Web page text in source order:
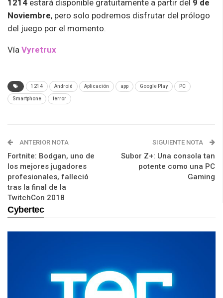
1214 estará disponible gratuitamente a partir del 9 de
Noviembre, pero solo podremos disfrutar del prólogo
del juego por el momento.
Vía Vyretrux
1214 Android Aplicación app Google Play PC
Smartphone terror
ANTERIOR NOTA
Fortnite: Bodgan, uno de
los mejores jugadores
profesionales, falleció
tras la final de la
TwitchCon 2018
SIGUIENTE NOTA
Subor Z+: Una consola tan
potente como una PC
Gaming
Cybertec